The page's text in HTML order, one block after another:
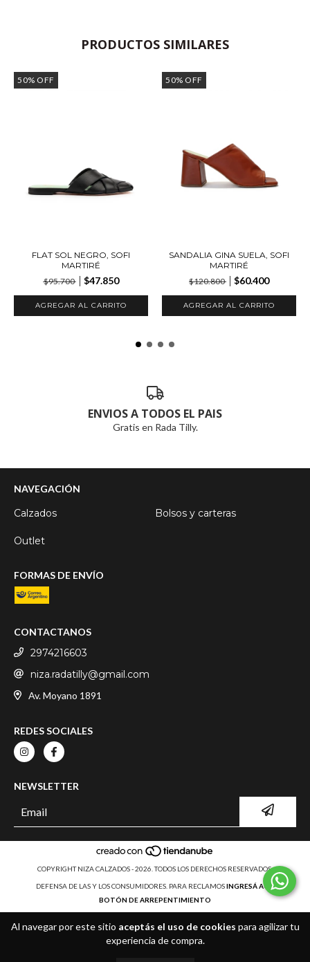
Al navegar por este sitio aceptás el uso de cookies para agilizar tu
experiencia de compra.
PRODUCTOS SIMILARES
50% OFF
FLAT SOL NEGRO, SOFI
MARTIRÉ
$95.700
$47.850
AGREGAR AL CARRITO
50% OFF
SANDALIA GINA SUELA, SOFI
MARTIRÉ
$120.800
$60.400
AGREGAR AL CARRITO
ENVIOS A TODOS EL PAIS
Gratis en Rada Tilly.
NAVEGACIÓN
Calzados Bolsos y carteras
Outlet
FORMAS DE ENVÍO
CONTACTANOS
2974216603
niza.radatilly@gmail.com
Av. Moyano 1891
REDES SOCIALES
NEWSLETTER
COPYRIGHT NIZA CALZADOS - 2026. TODOS LOS DERECHOS RESERVADOS.
DEFENSA DE LAS Y LOS CONSUMIDORES. PARA RECLAMOS INGRESÁ ACÁ.
BOTÓN DE ARREPENTIMIENTO